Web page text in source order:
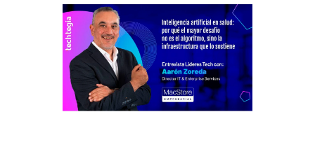
de decisiones, así como los retos en materia de regulación, ética
y seguridad que deben contemplarse para una implementación
responsable y efectiva